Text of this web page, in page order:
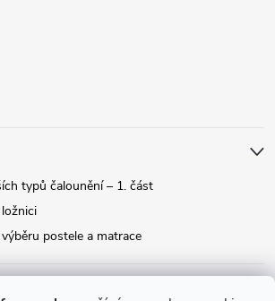
typů čalounění – 1. část
postele a matrace